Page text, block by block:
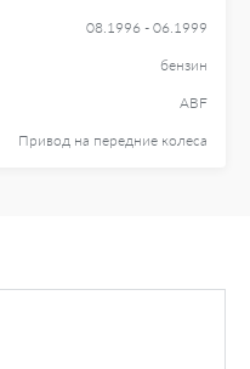
08.1996 - 06.1999
бензин
ABF
Привод на передние колеса